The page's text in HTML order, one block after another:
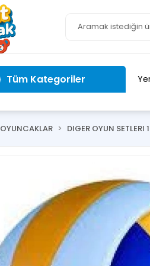
Tüm Kategoriler
OYUNCAKLAR DIGER OYUN SETLERI 1